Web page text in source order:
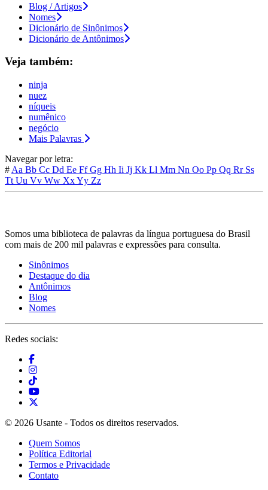
Blog / Artigos
Nomes
Dicionário de Sinônimos
Dicionário de Antônimos
Veja também:
ninja
nuez
níqueis
numênico
negócio
Mais Palavras
Navegar por letra:
# Aa Bb Cc Dd Ee FfGg Hh Ii Jj Kk Ll Mm Nn Oo Pp Qq Rr Ss
Tt Uu Vv Ww XxYy Zz
Somos uma biblioteca de palavras da língua portuguesa do Brasil
com mais de 200 mil palavras e expressões para consulta.
Sinônimos
Destaque do dia
Antônimos
Blog
Nomes
Redes sociais:
© 2026 Usante - Todos os direitos reservados.
Quem Somos
Política Editorial
Termos e Privacidade
Contato